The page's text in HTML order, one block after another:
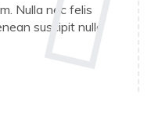
Nulla nec felis
suscipit nulla